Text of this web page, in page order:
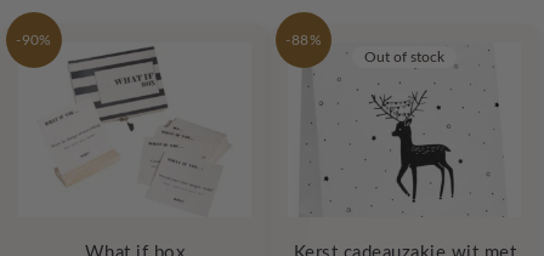
-90%
-88%
Out of stock